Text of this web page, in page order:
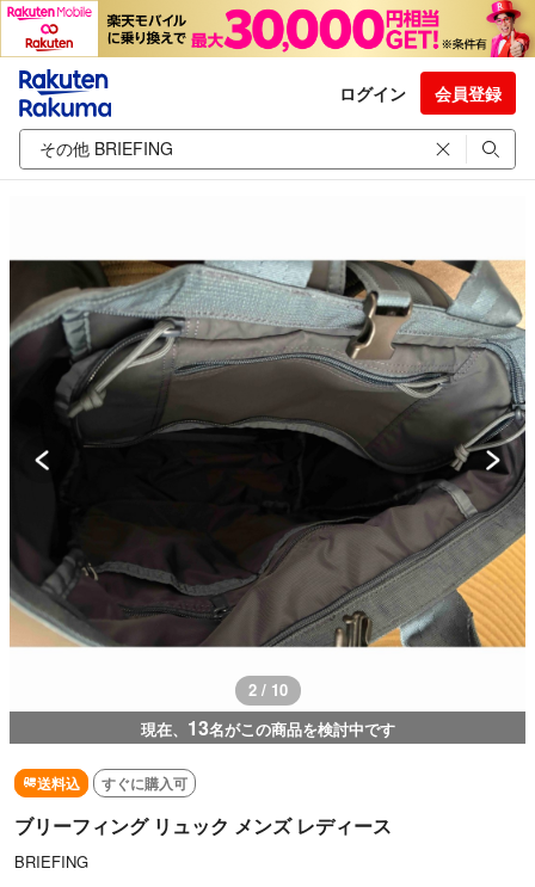
ログイン 会員登録
2 / 10
現在、 13名がこの商品を検討中です
送料込 すぐに購入可
ブリーフィング リュック メンズ レディース
BRIEFING